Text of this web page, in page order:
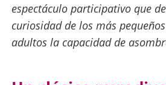
espectáculo participativo que
curiosidad de los más
adultos la capacidad de